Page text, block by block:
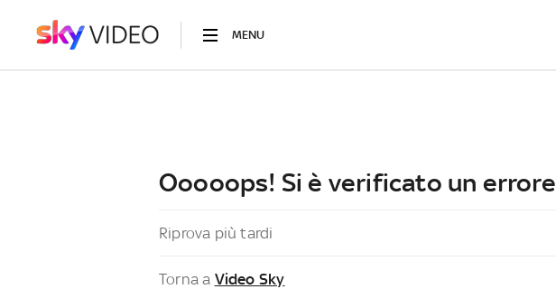
MENU
Ooooops! Si è verificato un errore
Riprova più tardi
Torna a Video Sky